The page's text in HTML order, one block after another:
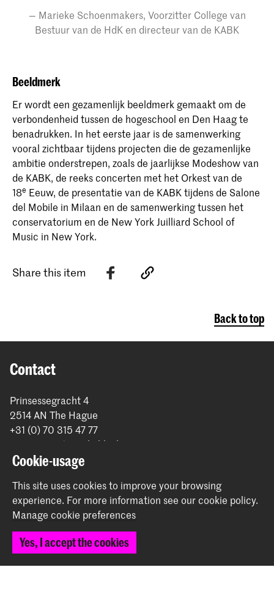
Marieke Schoenmakers, Voorzitter College van
Bestuur van de HdK en directeur van de KABK
Beeldmerk
Er wordt een gezamenlijk beeldmerk gemaakt om de
verbondenheid tussen de hogeschool en Den Haag te
benadrukken. In het eerste jaar is de samenwerking
vooral zichtbaar tijdens projecten die de gezamenlijke
ambitie onderstrepen, zoals de jaarlijkse Modeshow van
de KABK, de reeks concerten met het Orkest van de
18e Eeuw, de presentatie van de KABK tijdens de Salone
del Mobile in Milaan en de samenwerking tussen het
conservatorium en de New York Juilliard School of
Music in New York.
Share this item
Back to top
Contact
Prinsessegracht 4
2514 AN The Hague
+31 (0) 70 315 47 77
communication@kabk.nl
Graduation Show 2026
Start your application here!
Working at KABK
Contact info
Follow us
Cookie-usage
This site uses cookies to improve your browsing
experience. For more information see ourcookie policy.
Manage cookie preferences
Yes, I accept the cookies